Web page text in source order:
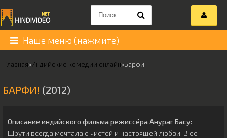
Наше меню (нажмите)
Главная»Индийские комедии онлайн»Барфи!
БАРФИ! (2012)
Описание индийского фильма режиссёра Анураг Басу:
Шрути всегда мечтала о чистой и настоящей любви. В ее